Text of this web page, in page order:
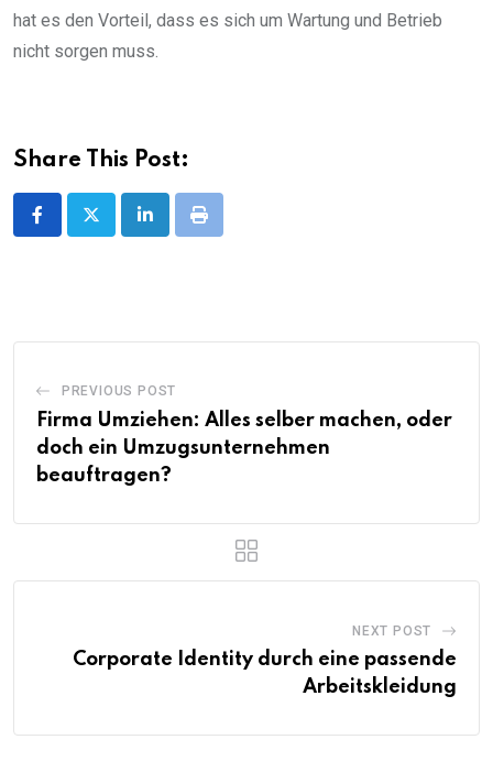
hat es den Vorteil, dass es sich um Wartung und Betrieb
nicht sorgen muss.
Share This Post:
LinkedInPrint
PREVIOUS POST
Firma Umziehen: Alles selber machen, oder
doch ein Umzugsunternehmen
beauftragen?
NEXT POST
Corporate Identity durch eine passende
Arbeitskleidung